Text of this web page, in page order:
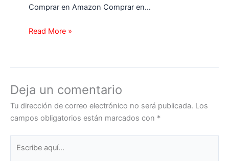
Comprar en Amazon Comprar en…
Read More »
Deja un comentario
Tu dirección de correo electrónico no será publicada. Los
campos obligatorios están marcados con *
aquí...